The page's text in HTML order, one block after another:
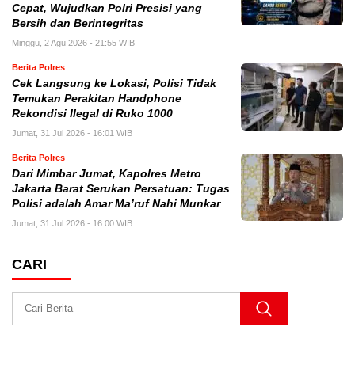
Cepat, Wujudkan Polri Presisi yang
Bersih dan Berintegritas
Minggu, 2 Agu 2026 - 21:55 WIB
Berita Polres
Cek Langsung ke Lokasi, Polisi Tidak
Temukan Perakitan Handphone
Rekondisi Ilegal di Ruko 1000
Jumat, 31 Jul 2026 - 16:01 WIB
Berita Polres
Dari Mimbar Jumat, Kapolres Metro
Jakarta Barat Serukan Persatuan: Tugas
Polisi adalah Amar Ma’ruf Nahi Munkar
Jumat, 31 Jul 2026 - 16:00 WIB
CARI